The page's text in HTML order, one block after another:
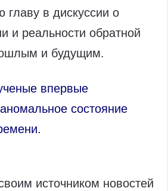
главу в дискуссии о
и реальности обратной
и будущим.
впервые
состояние
источником новостей